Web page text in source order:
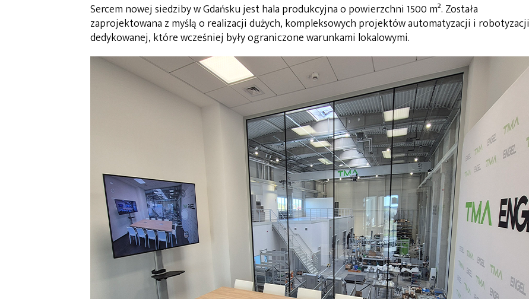
Sercem nowej siedziby w Gdańsku jest hala produkcyjna o powierzchni 1500 m². Została
zaprojektowana z myślą o realizacji dużych, kompleksowych projektów automatyzacji i robotyzacji
dedykowanej, które wcześniej były ograniczone warunkami lokalowymi.